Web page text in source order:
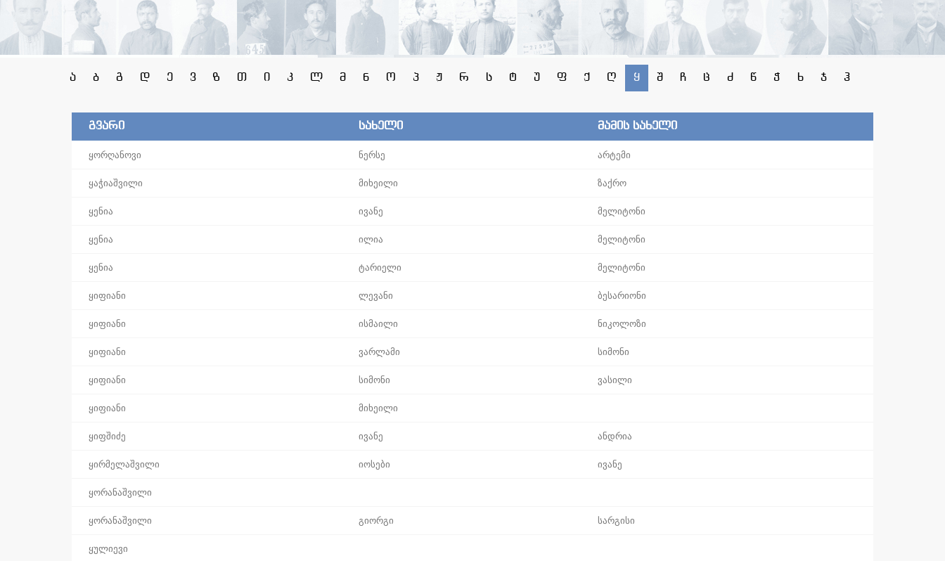
ა ბ გ დ ე ვ ზ თ ი კ ლ მ ნ ო პ ჟ რ ს ტ უ ფ ქ ღ ყ შ ჩ ც ძ წ ჭ ხ ჯ ჰ
გვარი სახელი მამის სახელი
ყორღანოვი ნერსე არტემი
ყაჭიაშვილი მიხეილი ზაქრო
ყენია ივანე მელიტონი
ყენია ილია მელიტონი
ყენია ტარიელი მელიტონი
ყიფიანი ლევანი ბესარიონი
ყიფიანი ისმაილი ნიკოლოზი
ყიფიანი ვარლამი სიმონი
ყიფიანი სიმონი ვასილი
ყიფიანი მიხეილი
ყიფშიძე ივანე ანდრია
ყირმელაშვილი იოსები ივანე
ყორანაშვილი
ყორანაშვილი გიორგი სარგისი
ყულიევი